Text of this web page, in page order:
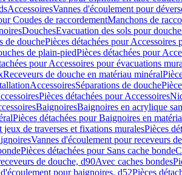
AccessoiresVannes d'écoulement pour
Coudes de raccordementManchons de
DouchesEvacuation des sols pour
de douchePièces détachées pour Accessoires
de plain-piedPièces détachées pour
pour Accessoires pour évacuations
Receveurs de douche en matériau minéral
AccessoiresSéparations de douche
Pièces détachées pour Accessoires
BaignoiresBaignoires en acrylique
Pièces détachées pour Baignoires en
jeux de traverses et fixations muralesPièces
Vannes d'écoulement pour receveurs
Pièces détachées pour Sans cache bonde
de douche, d90Avec caches bondes
pour baignoires, d52Pièces